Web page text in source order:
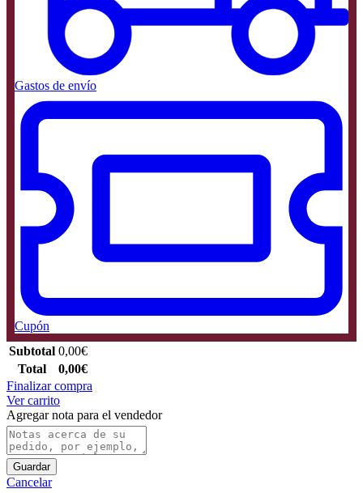
Gastos de envío
Cupón
Subtotal 0,00€
Total
0,00€
Finalizar compra
Ver carrito
Agregar nota para el vendedor
Guardar
Cancelar